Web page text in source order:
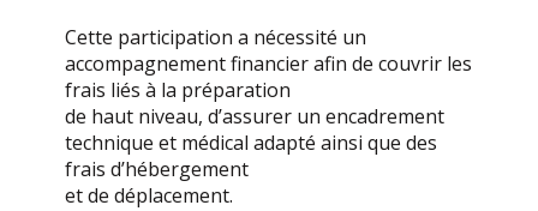
Cette participation a nécessité un
accompagnement financier afin de couvrir les
frais liés à la préparation
de haut niveau, d’assurer un encadrement
technique et médical adapté ainsi que des
frais d’hébergement
et de déplacement.